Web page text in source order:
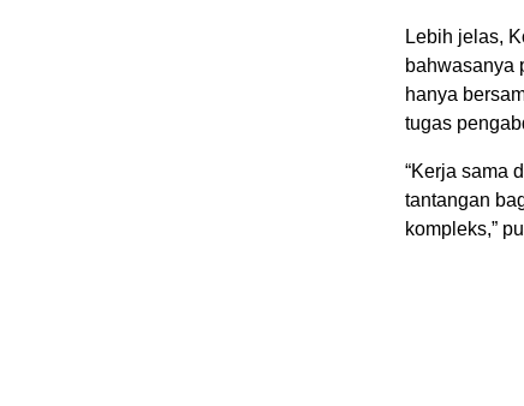
Lebih jelas,
bahwasanya
hanya
tugas
“Kerja sama
tantangan
kompleks,”